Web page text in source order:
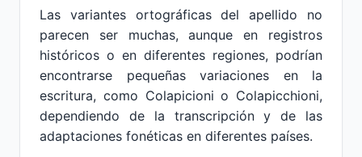
Las variantes ortográficas del apellido no
parecen ser muchas, aunque en registros
históricos o en diferentes regiones, podrían
encontrarse pequeñas variaciones en la
escritura, como Colapicioni o Colapicchioni,
dependiendo de la transcripción y de las
adaptaciones fonéticas en diferentes países.